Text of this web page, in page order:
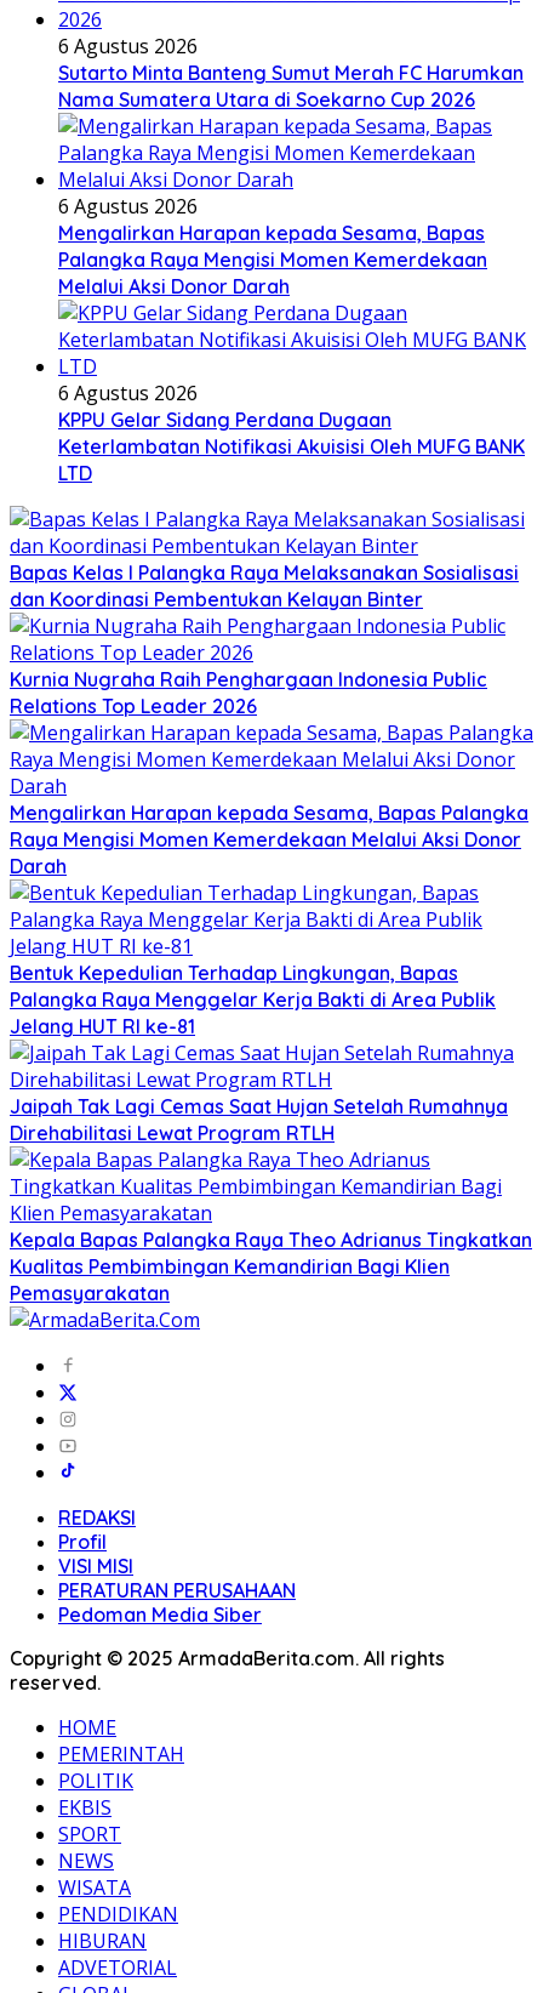
6 Agustus 2026
Sutarto Minta Banteng Sumut Merah FC Harumkan
Nama Sumatera Utara di Soekarno Cup 2026
6 Agustus 2026
Mengalirkan Harapan kepada Sesama, Bapas
Palangka Raya Mengisi Momen Kemerdekaan
Melalui Aksi Donor Darah
6 Agustus 2026
KPPU Gelar Sidang Perdana Dugaan
Keterlambatan Notifikasi Akuisisi Oleh MUFG BANK
LTD
Bapas Kelas I Palangka Raya Melaksanakan Sosialisasi
dan Koordinasi Pembentukan Kelayan Binter
Kurnia Nugraha Raih Penghargaan Indonesia Public
Relations Top Leader 2026
Mengalirkan Harapan kepada Sesama, Bapas Palangka
Raya Mengisi Momen Kemerdekaan Melalui Aksi Donor
Darah
Bentuk Kepedulian Terhadap Lingkungan, Bapas
Palangka Raya Menggelar Kerja Bakti di Area Publik
Jelang HUT RI ke-81
Jaipah Tak Lagi Cemas Saat Hujan Setelah Rumahnya
Direhabilitasi Lewat Program RTLH
Kepala Bapas Palangka Raya Theo Adrianus Tingkatkan
Kualitas Pembimbingan Kemandirian Bagi Klien
Pemasyarakatan
REDAKSI
Profil
VISI MISI
PERATURAN PERUSAHAAN
Pedoman Media Siber
Copyright © 2025 ArmadaBerita.com. All rights
reserved.
HOME
PEMERINTAH
POLITIK
EKBIS
SPORT
NEWS
WISATA
PENDIDIKAN
HIBURAN
ADVETORIAL